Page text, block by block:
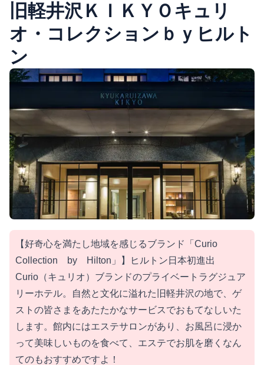
旧軽井沢ＫＩＫＹＯキュリ
オ・コレクションｂｙヒルト
ン
【好奇心を満たし地域を感じるブランド「Curio
Collection by Hilton」】ヒルトン日本初進出
Curio（キュリオ）ブランドのプライベートラグジュア
リーホテル。自然と文化に溢れた旧軽井沢の地で、ゲ
ストの皆さまをあたたかなサービスでおもてなしいた
します。館内にはエステサロンがあり、お風呂に浸か
って美味しいものを食べて、エステでお肌を磨くなん
てのもおすすめですよ！